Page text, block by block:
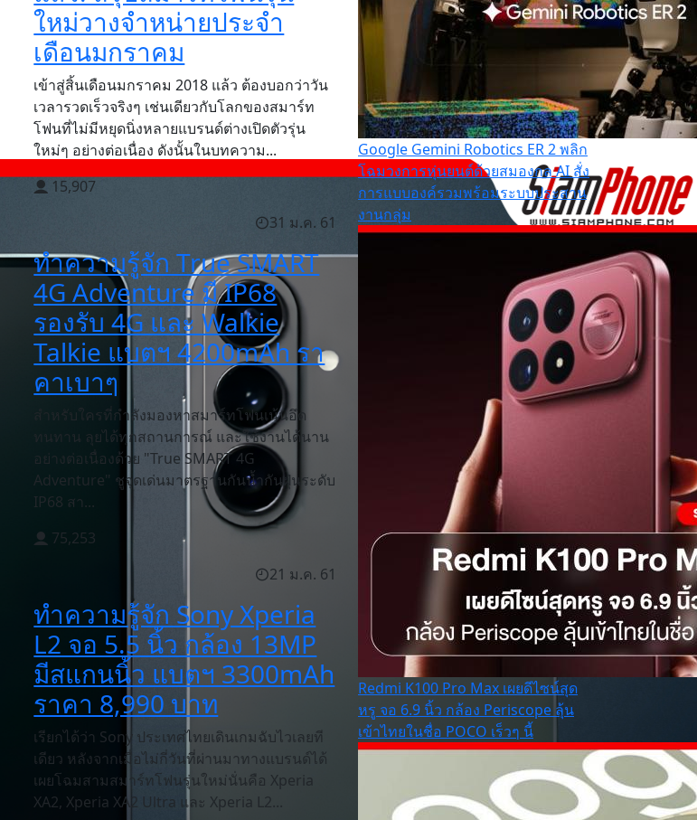
ใหม่วางจำหน่ายประจำ
เดือนมกราคม
เข้าสู่สิ้นเดือนมกราคม 2018 แล้ว ต้องบอกว่าวัน
เวลารวดเร็วจริงๆ เช่นเดียวกับโลกของสมาร์ท
โฟนที่ไม่มีหยุดนิ่งหลายแบรนด์ต่างเปิดตัวรุ่น
ใหม่ๆ อย่างต่อเนื่อง ดังนั้นในบทความ...
15,907
31 ม.ค. 61
ทำความรู้จัก True SMART
4G Adventure มี IP68
รองรับ 4G และ Walkie
Talkie แบตฯ 4200mAh รา
คาเบาๆ
สำหรับใครที่กำลังมองหาสมาร์ทโฟนเน้นอึด
ทนทาน ลุยได้ทุกสถานการณ์ และใช้งานได้นาน
อย่างต่อเนื่องด้วย "True SMART 4G
Adventure" ชูจุดเด่นมาตรฐานกันนํ้ากันฝุ่นระดับ
IP68 สา...
75,253
21 ม.ค. 61
ทำความรู้จัก Sony Xperia
L2 จอ 5.5 นิ้ว กล้อง 13MP
มีสแกนนิ้ว แบตฯ 3300mAh
ราคา 8,990 บาท
เรียกได้ว่า Sony ประเทศไทยเดินเกมฉับไวเลยที
เดียว หลังจากเมื่อไม่กี่วันที่ผ่านมาทางแบรนด์ได้
เผยโฉมสามสมาร์ทโฟนรุ่นใหม่นั่นคือ Xperia
XA2, Xperia XA2 Ultra และ Xperia L2...
Google Gemini Robotics ER 2 พลิก
โฉมวงการหุ่นยนต์ด้วยสมองกล AI สั่ง
การแบบองค์รวมพร้อมระบบประสาน
งานกลุ่ม
Redmi K100 Pro Max เผยดีไซน์สุด
หรู จอ 6.9 นิ้ว กล้อง Periscope ลุ้น
เข้าไทยในชื่อ POCO เร็วๆ นี้